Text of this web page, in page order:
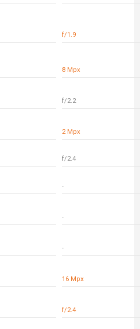
f/1.9
8 Mpx
f/2.2
2 Mpx
f/2.4
-
-
-
16 Mpx
f/2.4